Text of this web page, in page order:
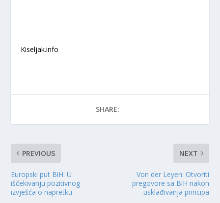
Kiseljak.info
SHARE:
PREVIOUS
Europski put BiH: U
iščekivanju pozitivnog
izvješća o napretku
NEXT
Von der Leyen: Otvoriti
pregovore sa BiH nakon
usklađivanja principa